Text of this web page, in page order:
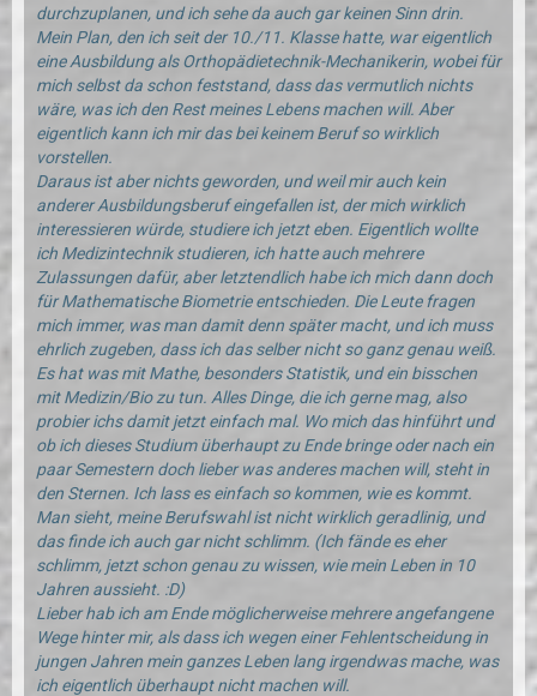
durchzuplanen, und ich sehe da auch gar keinen Sinn drin.
Mein Plan, den ich seit der 10./11. Klasse hatte, war eigentlich
eine Ausbildung als Orthopädietechnik-Mechanikerin, wobei für
mich selbst da schon feststand, dass das vermutlich nichts
wäre, was ich den Rest meines Lebens machen will. Aber
eigentlich kann ich mir das bei keinem Beruf so wirklich
vorstellen.
Daraus ist aber nichts geworden, und weil mir auch kein
anderer Ausbildungsberuf eingefallen ist, der mich wirklich
interessieren würde, studiere ich jetzt eben. Eigentlich wollte
ich Medizintechnik studieren, ich hatte auch mehrere
Zulassungen dafür, aber letztendlich habe ich mich dann doch
für Mathematische Biometrie entschieden. Die Leute fragen
mich immer, was man damit denn später macht, und ich muss
ehrlich zugeben, dass ich das selber nicht so ganz genau weiß.
Es hat was mit Mathe, besonders Statistik, und ein bisschen
mit Medizin/Bio zu tun. Alles Dinge, die ich gerne mag, also
probier ichs damit jetzt einfach mal. Wo mich das hinführt und
ob ich dieses Studium überhaupt zu Ende bringe oder nach ein
paar Semestern doch lieber was anderes machen will, steht in
den Sternen. Ich lass es einfach so kommen, wie es kommt.
Man sieht, meine Berufswahl ist nicht wirklich geradlinig, und
das finde ich auch gar nicht schlimm. (Ich fände es eher
schlimm, jetzt schon genau zu wissen, wie mein Leben in 10
Jahren aussieht. :D)
Lieber hab ich am Ende möglicherweise mehrere angefangene
Wege hinter mir, als dass ich wegen einer Fehlentscheidung in
jungen Jahren mein ganzes Leben lang irgendwas mache, was
ich eigentlich überhaupt nicht machen will.